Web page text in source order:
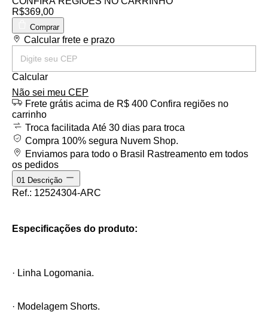
R$369,00
Comprar
Entregas para o CEP:
Calcular frete e prazo
Calcular
Não sei meu CEP
Frete grátis acima de R$ 400 Confira regiões no
carrinho
Troca facilitada Até 30 dias para troca
Compra 100% segura Nuvem Shop.
Enviamos para todo o Brasil
Rastreamento em todos
os pedidos
01 Descrição
Ref.: 12524304-ARC
Especificações do produto:
· Linha Logomania.
· Modelagem Shorts.